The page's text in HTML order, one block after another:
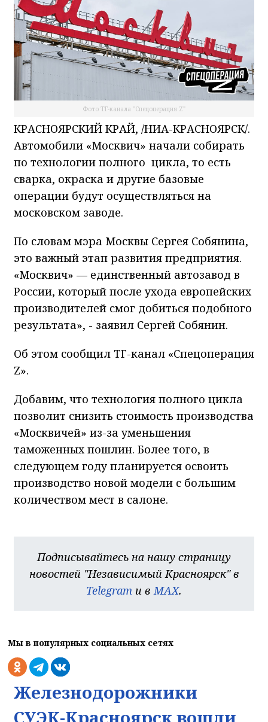
Фото ТГ-канала "Спецоперация Z"
КРАСНОЯРСКИЙ КРАЙ, /НИА-КРАСНОЯРСК/.
Автомобили «Москвич» начали собирать
по технологии полного цикла, то есть
сварка, окраска и другие базовые
операции будут осуществляться на
московском заводе.
По словам мэра Москвы Сергея Собянина,
это важный этап развития предприятия.
«Москвич» — единственный автозавод в
России, который после ухода европейских
производителей смог добиться подобного
результата», - заявил Сергей Собянин.
Об этом сообщил ТГ-канал «Спецоперация
Z».
Добавим, что технология полного цикла
позволит снизить стоимость производства
«Москвичей» из-за уменьшения
таможенных пошлин. Более того, в
следующем году планируется освоить
производство новой модели с большим
количеством мест в салоне.
Подписывайтесь на нашу страницу
новостей "Независимый Красноярск" в
Telegram и вMAX.
Мы в популярных социальных сетях
Железнодорожники